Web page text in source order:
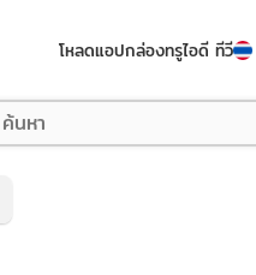
โหลดแอปกล่องทรูไอดี ทีวี